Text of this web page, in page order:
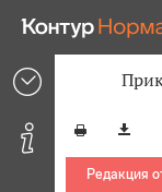
Редакция